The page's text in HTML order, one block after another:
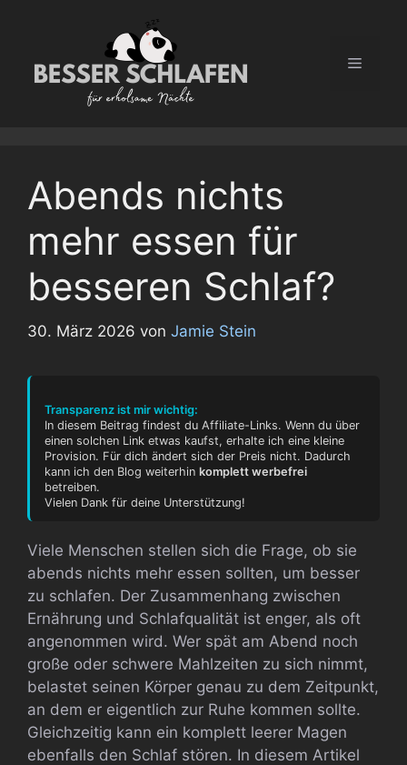
Menü
Abends nichts
mehr essen für
besseren Schlaf?
30. März 2026 von Jamie Stein
Transparenz ist mir wichtig:
In diesem Beitrag findest du Affiliate-Links. Wenn du über
einen solchen Link etwas kaufst, erhalte ich eine kleine
Provision. Für dich ändert sich der Preis nicht. Dadurch
kann ich den Blog weiterhin komplett werbefrei
betreiben.
Vielen Dank für deine Unterstützung!
Viele Menschen stellen sich die Frage, ob sie
abends nichts mehr essen sollten, um besser
zu schlafen. Der Zusammenhang zwischen
Ernährung und Schlafqualität ist enger, als oft
angenommen wird. Wer spät am Abend noch
große oder schwere Mahlzeiten zu sich nimmt,
belastet seinen Körper genau zu dem Zeitpunkt,
an dem er eigentlich zur Ruhe kommen sollte.
Gleichzeitig kann ein komplett leerer Magen
ebenfalls den Schlaf stören. In diesem Artikel